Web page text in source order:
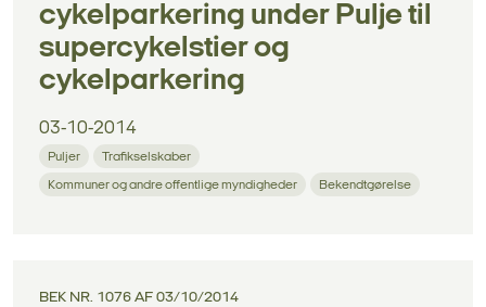
cykelparkering under Pulje til
supercykelstier og
cykelparkering
03-10-2014
Puljer Trafikselskaber
Kommuner og andre offentlige myndigheder Bekendtgørelse
BEK NR. 1076 AF 03/10/2014